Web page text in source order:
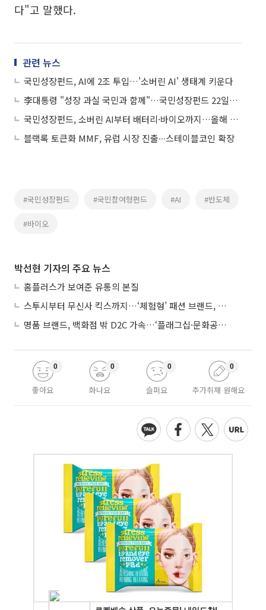
다"고 말했다.
관련 뉴스
국민성장펀드, AI에 2조 투입…'소버린 AI' 생태계 키운다
李대통령 "성장 과실 국민과 함께"…국민성장펀드 22일부터 판매
국민성장펀드, 소버린 AI부터 배터리·바이오까지…올해 8.4조 풀었다
블랙록 토큰화 MMF, 유럽 시장 진출∙∙∙스테이블코인 확장
#국민성장펀드 #국민참여형펀드 #AI #반도체
#바이오
박선현 기자의 주요 뉴스
홈플러스가 보여준 유통의 본질
스투시부터 무신사 킥스까지…‘체험형’ 패션 브랜드, 잇단 제주행
명품 브랜드, 백화점 밖 D2C 가속…‘플래그십·문화공간’ 전략 눈길
좋아요
0
화나요
0
슬퍼요
0
추가취재 원해요
0